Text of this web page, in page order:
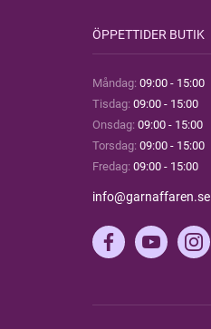
ÖPPETTIDER BUTIK
Måndag: 09:00 - 15:00
Tisdag: 09:00 - 15:00
Onsdag: 09:00 - 15:00
Torsdag: 09:00 - 15:00
Fredag: 09:00 - 15:00
info@garnaffaren.se